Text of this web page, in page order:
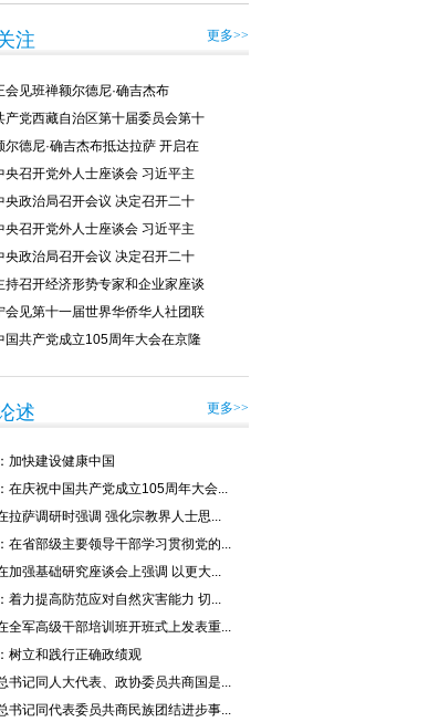
注 更多>>
会见班禅额尔德尼·确吉杰布
产党西藏自治区第十届委员会第十
尔德尼·确吉杰布抵达拉萨 开启在
央召开党外人士座谈会 习近平主
央政治局召开会议 决定召开二十
央召开党外人士座谈会 习近平主
央政治局召开会议 决定召开二十
持召开经济形势专家和企业家座谈
会见第十一届世界华侨华人社团联
国共产党成立105周年大会在京隆
述 更多>>
加快建设健康中国
在庆祝中国共产党成立105周年大会...
拉萨调研时强调 强化宗教界人士思...
在省部级主要领导干部学习贯彻党的...
加强基础研究座谈会上强调 以更大...
着力提高防范应对自然灾害能力 切...
全军高级干部培训班开班式上发表重...
树立和践行正确政绩观
书记同人大代表、政协委员共商国是...
书记同代表委员共商民族团结进步事...